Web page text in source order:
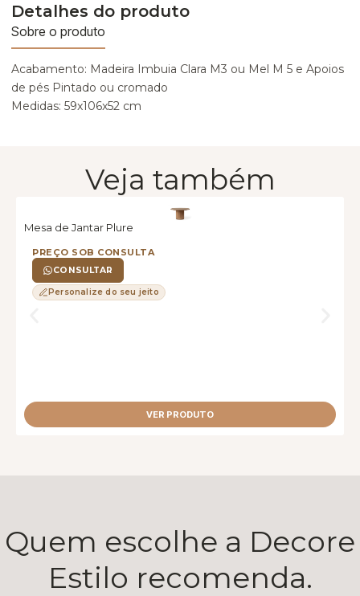
Detalhes do produto
Sobre o produto
Acabamento: Madeira Imbuia Clara M3 ou Mel M 5 e Apoios
de pés Pintado ou cromado
Medidas: 59x106x52 cm
Veja também
Mesa de Jantar Plure
PREÇO SOB CONSULTA
CONSULTAR
Personalize do seu jeito
VER PRODUTO
Quem escolhe a Decore
Estilo recomenda.